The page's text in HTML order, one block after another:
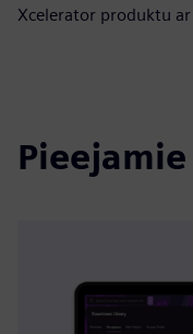
Xcelerator produktu